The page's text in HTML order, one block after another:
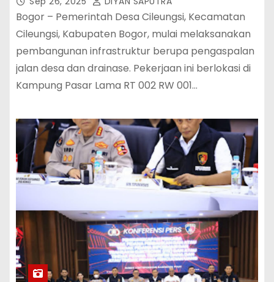
Bogor – Pemerintah Desa Cileungsi, Kecamatan
Cileungsi, Kabupaten Bogor, mulai melaksanakan
pembangunan infrastruktur berupa pengaspalan
jalan desa dan drainase. Pekerjaan ini berlokasi di
Kampung Pasar Lama RT 002 RW 001…